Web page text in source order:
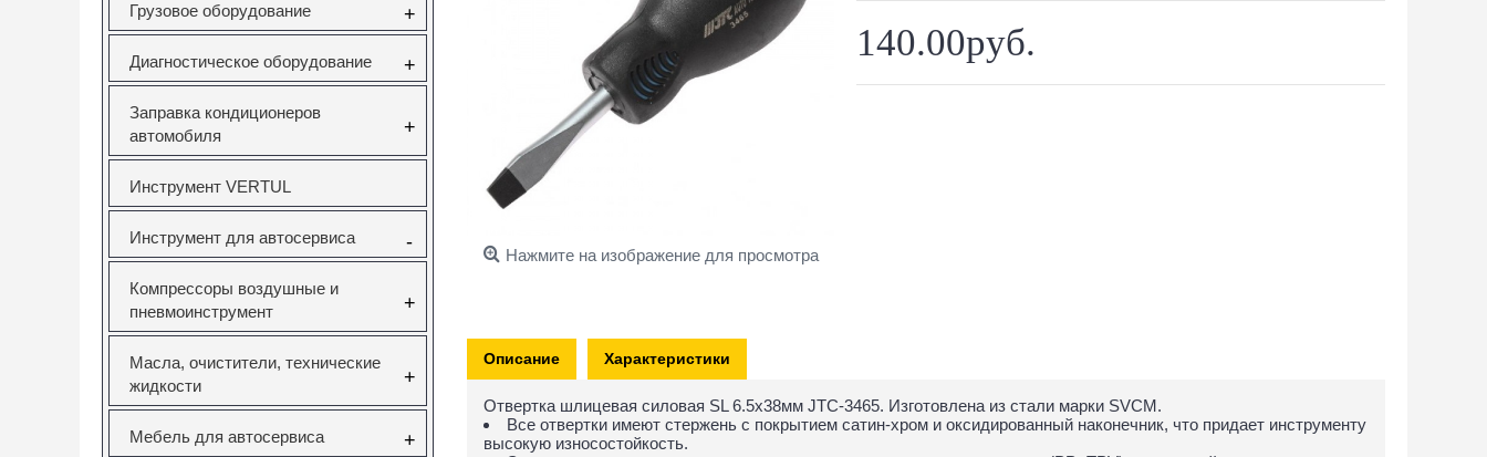
Грузовое оборудование +
Диагностическое оборудование +
Заправка кондиционеров
автомобиля
+
Инструмент VERTUL
Инструмент для автосервиса -
Компрессоры воздушные и
пневмоинструмент
+
Масла, очистители, технические
жидкости
+
Мебель для автосервиса +
Нажмите на изображение для просмотра
140.00руб.
Описание Характеристики
Отвертка шлицевая силовая SL 6.5х38мм JTC-3465. Изготовлена из стали марки SVCM.
Все отвертки имеют стержень с покрытием сатин-хром и оксидированный наконечник, что придает инструменту
высокую износостойкость.